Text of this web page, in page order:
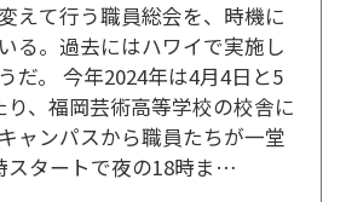
えて行う職員総会を、時機に
る。過去にはハワイで実施し
だ。 今年2024年は4月4日と5
り、福岡芸術高等学校の校舎に
ャンパスから職員たちが一堂
タートで夜の18時ま